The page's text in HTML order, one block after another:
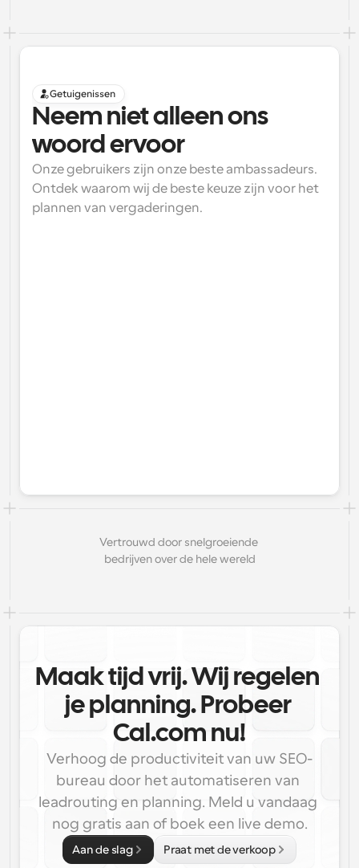
Getuigenissen
Neem niet alleen ons
woord ervoor
Onze gebruikers zijn onze beste ambassadeurs.
Ontdek waarom wij de beste keuze zijn voor het
plannen van vergaderingen.
Vertrouwd door snelgroeiende
bedrijven over de hele wereld
Maak tijd vrij. Wij regelen
je planning. Probeer
Cal.com nu!
Verhoog de productiviteit van uw SEO-
bureau door het automatiseren van
leadrouting en planning. Meld u vandaag
nog gratis aan of boek een live demo.
Aan de slag Praat met de verkoop